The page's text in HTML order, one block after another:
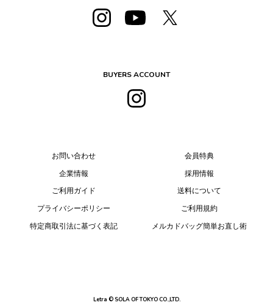
BUYERS ACCOUNT
お問い合わせ
企業情報
ご利用ガイド
プライバシーポリシー
特定商取引法に基づく表記
会員特典
採用情報
送料について
ご利用規約
メルカドバッグ簡単お直し術
Letra © SOLA OF TOKYO CO.,LTD.